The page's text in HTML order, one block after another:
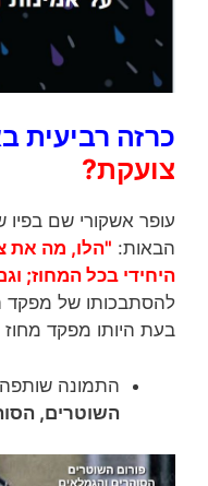
כרזה רביעית
צועקת?
עופר אשקורי שם בפיו
הבאות: "הלו, מה את
היחידי בכל המחוז;
להסתבכותו של מפקד
בעת היותו מפקד
התמונה
השוטרים,